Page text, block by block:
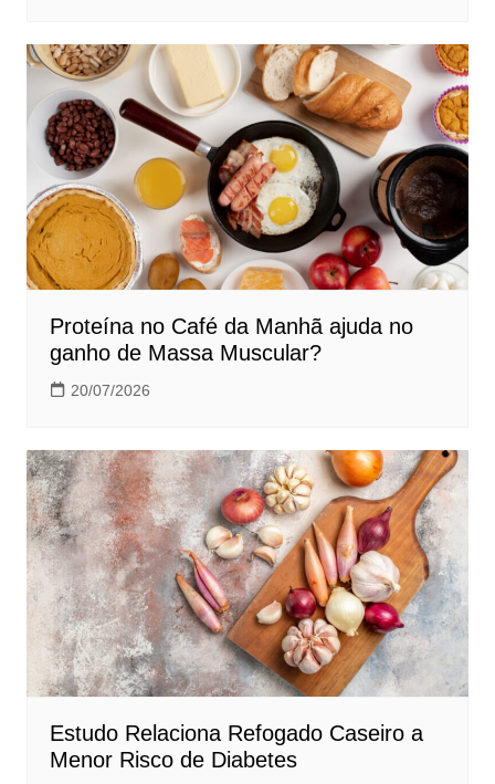
Proteína no Café da Manhã ajuda no
ganho de Massa Muscular?
20/07/2026
Estudo Relaciona Refogado Caseiro a
Menor Risco de Diabetes